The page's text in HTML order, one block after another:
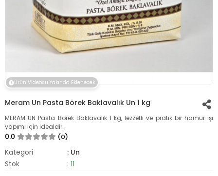
Ürün Videosu Yakında Eklenecek
Meram Un Pasta Börek Baklavalık Un 1 kg
MERAM UN Pasta Börek Baklavalık 1 kg, lezzetli ve pratik bir hamur işi
yapımı için idealdir.
0.0 (0)
Kategori
: Un
Stok
: 11